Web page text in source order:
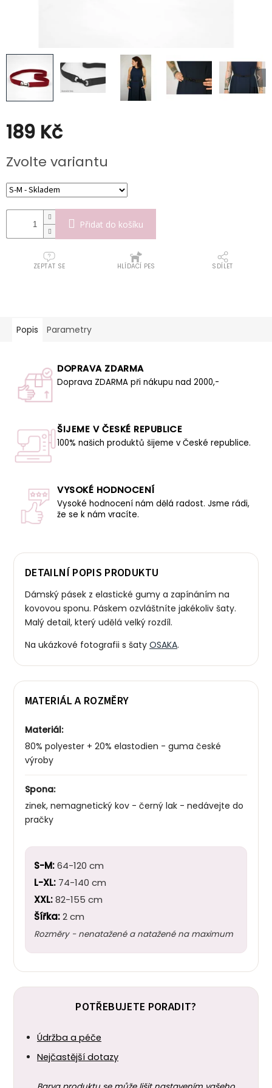
189 Kč
cena:
Zvolte variantu
Přidat do košíku
ZEPTAT SE HLÍDACÍ PES SDÍLET
Popis Parametry
DOPRAVA ZDARMA
Doprava ZDARMA při nákupu nad 2000,-
ŠIJEME V ČESKÉ REPUBLICE
100% našich produktů šijeme v České republice.
VYSOKÉ HODNOCENÍ
Vysoké hodnocení nám dělá radost. Jsme rádi,
že se k nám vracíte.
DETAILNÍ POPIS PRODUKTU
Dámský pásek z elastické gumy a zapínáním na
kovovou sponu. Páskem ozvláštníte jakékoliv šaty.
Malý detail, který udělá velký rozdíl.
Na ukázkové fotografii s šaty OSAKA.
MATERIÁL A ROZMĚRY
Materiál:
80% polyester + 20% elastodien - guma české
výroby
Spona:
zinek, nemagnetický kov - černý lak - nedávejte do
pračky
S-M:64-120 cm
L-XL: 74-140 cm
XXL:82-155 cm
Šířka:2 cm
Rozměry - nenatažené a natažené na maximum
POTŘEBUJETE PORADIT?
Údržba a péče
Nejčastější dotazy